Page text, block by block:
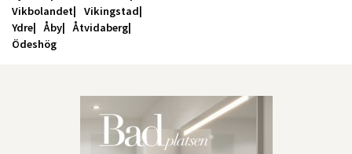
Vikbolandet
Vikingstad
Ydre
Åby
Åtvidaberg
Ödeshög